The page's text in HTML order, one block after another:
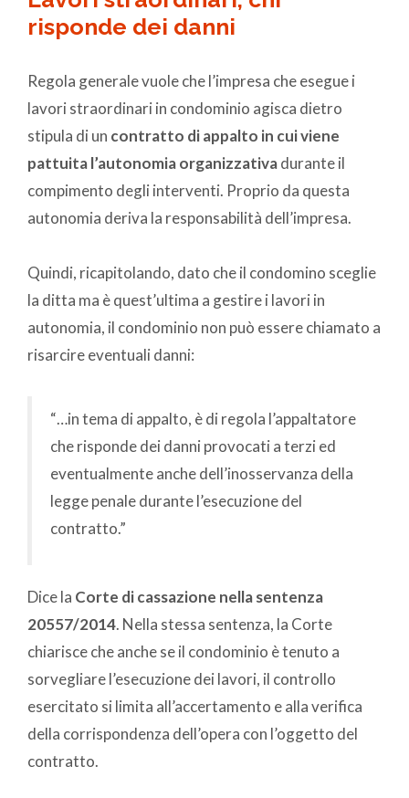
risponde dei danni
Regola generale vuole che l’impresa che esegue i
lavori straordinari in condominio agisca dietro
stipula di un contratto di appalto in cui viene
pattuita l’autonomia organizzativadurante il
compimento degli interventi. Proprio da questa
autonomia deriva la responsabilità dell’impresa.
Quindi, ricapitolando, dato che il condomino sceglie
la ditta ma è quest’ultima a gestire i lavori in
autonomia, il condominio non può essere chiamato a
risarcire eventuali danni:
“…in tema di appalto, è di regola l’appaltatore
che risponde dei danni provocati a terzi ed
eventualmente anche dell’inosservanza della
legge penale durante l’esecuzione del
contratto.”
Dice la Corte di cassazione nella sentenza
20557/2014. Nella stessa sentenza, la Corte
chiarisce che anche se il condominio è tenuto a
sorvegliare l’esecuzione dei lavori, il controllo
esercitato si limita all’accertamento e alla verifica
della corrispondenza dell’opera con l’oggetto del
contratto.